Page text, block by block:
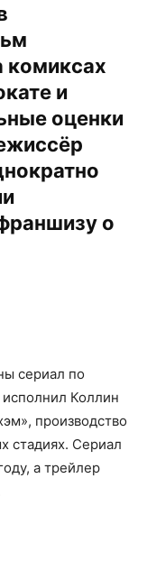
комиксах
и
оценки
о
сериал по
Коллин
производство
стадиях. Сериал
а трейлер